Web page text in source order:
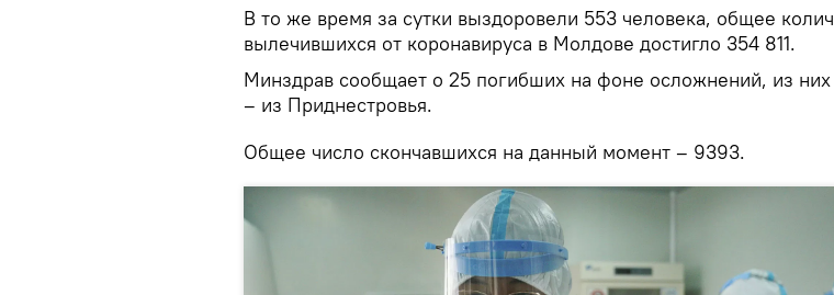
В то же время за сутки выздоровели 553 человека, общее
вылечившихся от коронавируса в Молдове достигло 354 811.
Минздрав сообщает о 25 погибших на фоне осложнений, из них
– из Приднестровья.
Общее число скончавшихся на данный момент – 9393.